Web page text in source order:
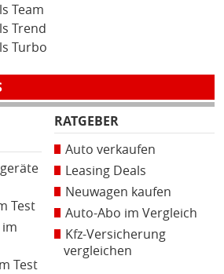
Team
Trend
Turbo
Test
Test
RATGEBER
Auto verkaufen
Leasing Deals
Neuwagen kaufen
Auto-Abo im Vergleich
Kfz-Versicherung
vergleichen